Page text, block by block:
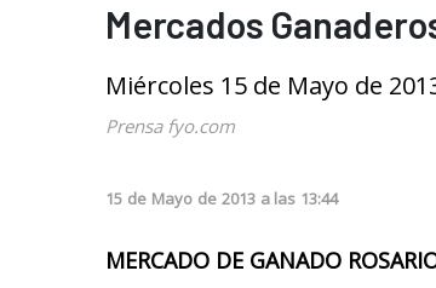
Mercados
Miércoles 15 de Mayo de
Prensa fyo.com
15 de Mayo de 2013 a las 13:44
MERCADO DE GANADO